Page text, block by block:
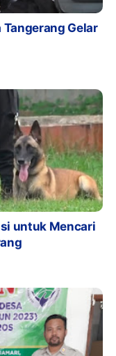
Gelar
untuk Mencari